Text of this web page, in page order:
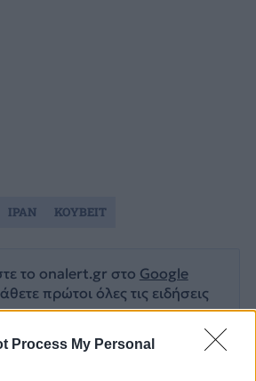
Process My Personal
το onalert.gr στο Google
πρώτοι όλες τις ειδήσεις
ΙΡΑΝ ΚΟΥΒΕΙΤ